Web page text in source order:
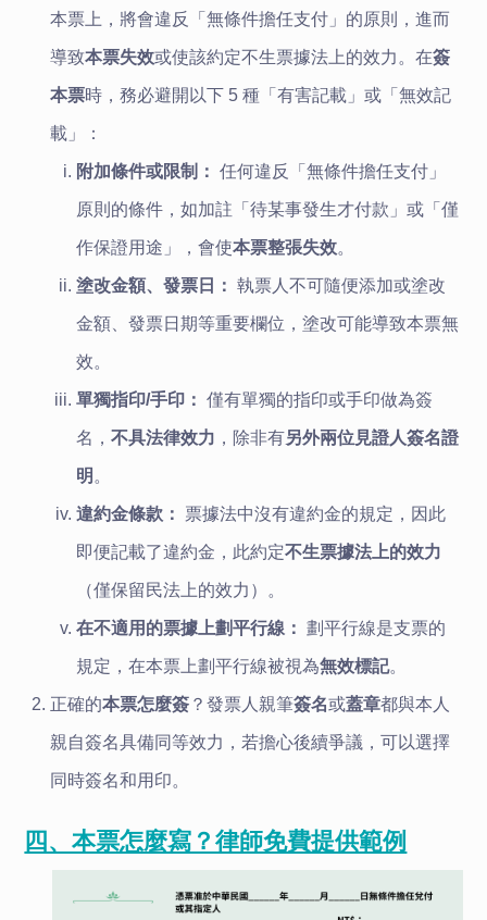
本票上，將會違反「無條件擔任支付」的原則，進而
導致本票失效或使該約定不生票據法上的效力。在簽
本票時，務必避開以下 5 種「有害記載」或「無效記
載」：
附加條件或限制： 任何違反「無條件擔任支付」
原則的條件，如加註「待某事發生才付款」或「僅
作保證用途」，會使本票整張失效。
塗改金額、發票日： 執票人不可隨便添加或塗改
金額、發票日期等重要欄位，塗改可能導致本票無
效。
單獨指印/手印： 僅有單獨的指印或手印做為簽
名，不具法律效力 ，除非有另外兩位見證人簽名證
明 。
違約金條款： 票據法中沒有違約金的規定，因此
即便記載了違約金，此約定不生票據法上的效力
（僅保留民法上的效力）。
在不適用的票據上劃平行線： 劃平行線是支票的
規定，在本票上劃平行線被視為無效標記。
正確的本票怎麼簽 ？發票人親筆簽名或蓋章都與本人
親自簽名具備同等效力，若擔心後續爭議，可以選擇
同時簽名和用印。
四、本票怎麼寫？律師免費提供範例